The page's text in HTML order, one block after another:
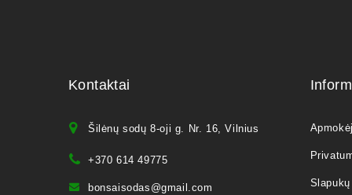
Kontaktai
Šilėnų sodų 8-oji g. Nr. 16, Vilnius
+370 614 49775
bonsaisodas@gmail.com